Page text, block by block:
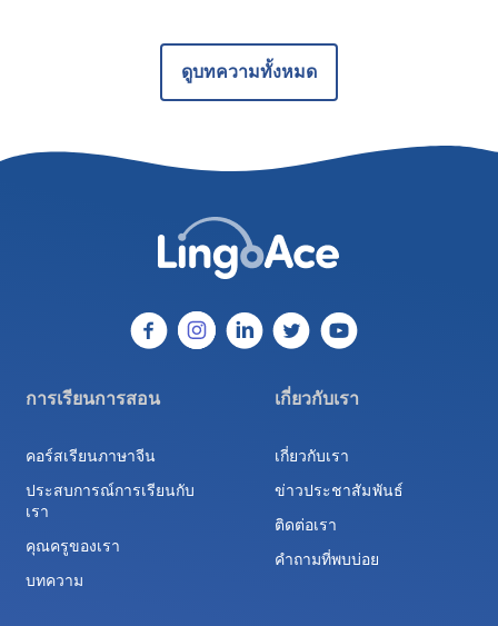
ดูบทความทั้งหมด
การเรียนการสอน
คอร์สเรียนภาษาจีน
ประสบการณ์การเรียนกับ
เรา
คุณครูของเรา
บทความ
เกี่ยวกับเรา
เกี่ยวกับเรา
ข่าวประชาสัมพันธ์
ติดต่อเรา
คำถามที่พบบ่อย